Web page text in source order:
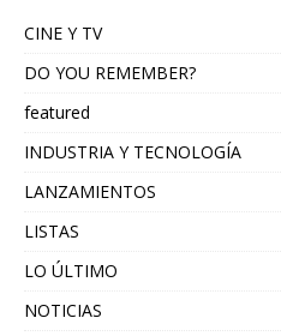
CINE Y TV
DO YOU REMEMBER?
featured
INDUSTRIA Y TECNOLOGÍA
LANZAMIENTOS
LISTAS
LO ÚLTIMO
NOTICIAS